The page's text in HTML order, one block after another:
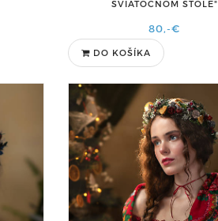
SVIATOČNOM STOLE"
80,-€
DO KOŠÍKA